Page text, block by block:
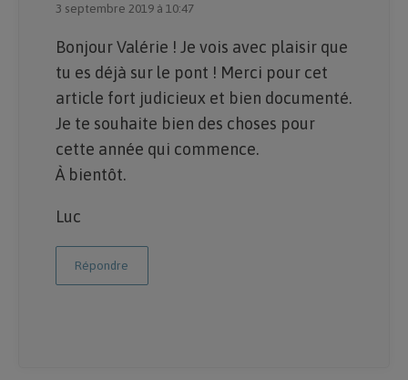
3 septembre 2019 à 10:47
Bonjour Valérie ! Je vois avec plaisir que
tu es déjà sur le pont ! Merci pour cet
article fort judicieux et bien documenté.
Je te souhaite bien des choses pour
cette année qui commence.
À bientôt.
Luc
Répondre